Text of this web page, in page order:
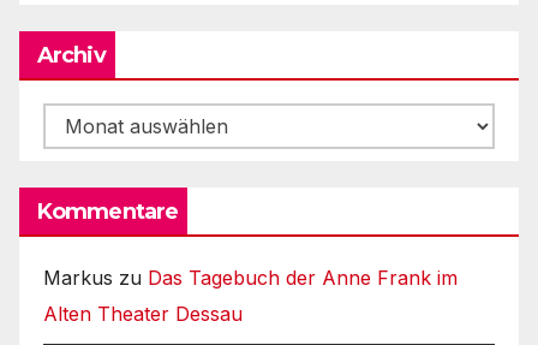
Archiv
Archiv
Kommentare
Markus zu Das Tagebuch der Anne Frank im
Alten Theater Dessau